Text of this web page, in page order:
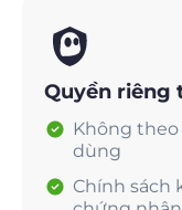
Quyền riêng
Không
dùng
Chính sách